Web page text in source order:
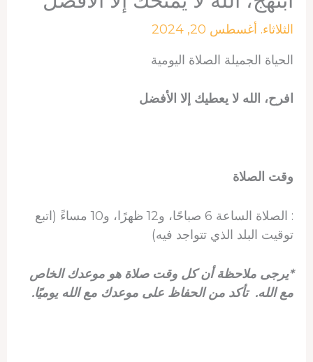
الثلاثاء. أغسطس 20, 2024
الحياة الجميلة الصلاة اليومية
افرح، الله لا يعطيك إلا الأفضل
وقت الصلاة
: الصلاة الساعة 6 صباحًا، و12 ظهرًا، و10 مساءً (اتبع
توقيت البلد الذي تتواجد فيه)
*يرجى ملاحظة أن كل وقت صلاة هو موعدك الخاص
مع الله. تأكد من الحفاظ على موعدك مع الله يوميًا.